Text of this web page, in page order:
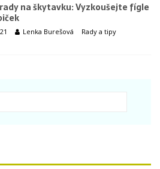
na škytavku: Vyzkoušejte fígle
Lenka Burešová Rady a tipy